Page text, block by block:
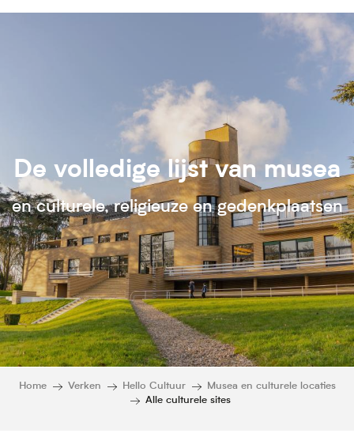
De volledige lijst van musea
en culturele, religieuze en gedenkplaatsen
Home Verken Hello Cultuur
Musea en culturele locaties
Alle culturele sites